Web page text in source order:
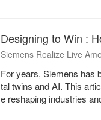
Designing to Win :
Siemens Realize Live
For years, Siemens has
tal twins and AI. This
e reshaping industries